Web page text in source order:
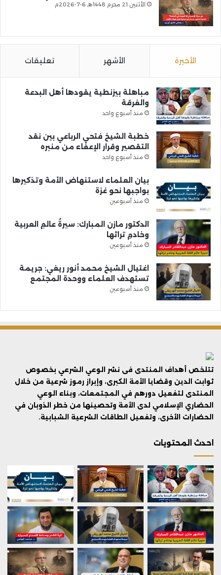
الأثنين 21 محرم 1448هـ 6-7-2026م
الأخيرة الأشهر تعليقات
مباهلة بيزنطية يقودها أهل البدعة
والفرقة
منذ أسبوع واحد
خطبة الشيخ فتحي الرباعي بين نقد
التقصير وقرار الإعفاء من منبره
منذ أسبوع واحد
بيان العلماء لاستنهاض الأمة وتذكيرها
بواجبها نحو غزة
منذ أسبوعين
الدكتور مازن المبارك: سيرةُ عالمِ العربية
وخادمِ تراثها
منذ أسبوعين
اغتيال الشيخ محمد أنور ريغي: جريمة
تستهدف العلماء ووحدة المجتمع
منذ أسبوعين
تتلخص أهداف المنتدى فى نشر الوعي الشرعي بخصوص
ثوابت الدين وقضايا الأمة الكبرى، وإبراز رموز شرعية من خلال
المنتدى لتفعيل دورهم في المجتمعات، وبناء الوعي
الحضاري الإسلامي لدى الأمة وتحصينها من خطر الذوبان في
الحضارات الأخرى، وتفعيل الطاقات الشرعية الشبابية.
احدث المحتويات